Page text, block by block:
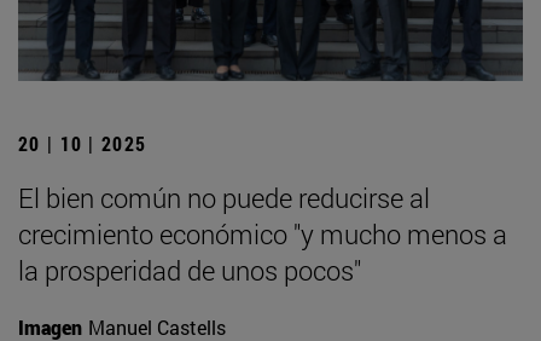
20 | 10 | 2025
El bien común no puede reducirse al
crecimiento económico "y mucho menos a
la prosperidad de unos pocos"
Imagen Manuel Castells